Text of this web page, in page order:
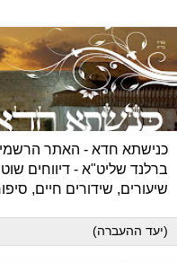
כנישתא חדא - האתר
שיעורים, שידורים חיים,